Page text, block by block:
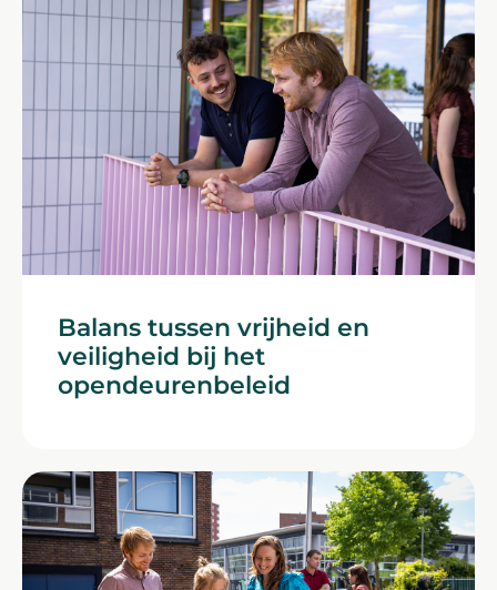
Balans tussen vrijheid en
veiligheid bij het
opendeurenbeleid